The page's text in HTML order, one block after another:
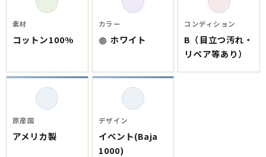
素材
コットン100%
カラー
ホワイト
コンディション
B（目立つ汚れ・
リペア等あり）
原産国
アメリカ製
デザイン
イベント(Baja
1000)